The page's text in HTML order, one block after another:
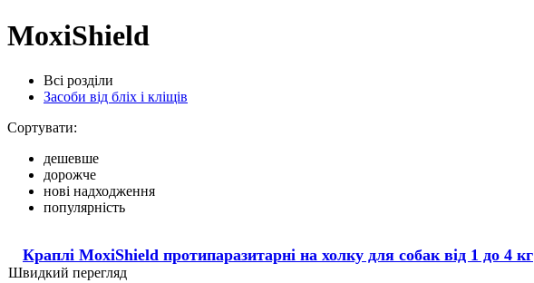
MoxiShield
Всі розділи
Засоби від бліх і кліщів
Сортувати:
дешевше
дорожче
нові надходження
популярність
Краплі MoxiShield протипаразитарні на холку для собак від 1 до 4 кг
Швидкий перегляд